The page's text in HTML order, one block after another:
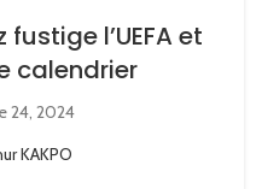
l’UEFA et
calendrier
24, 2024
KAKPO